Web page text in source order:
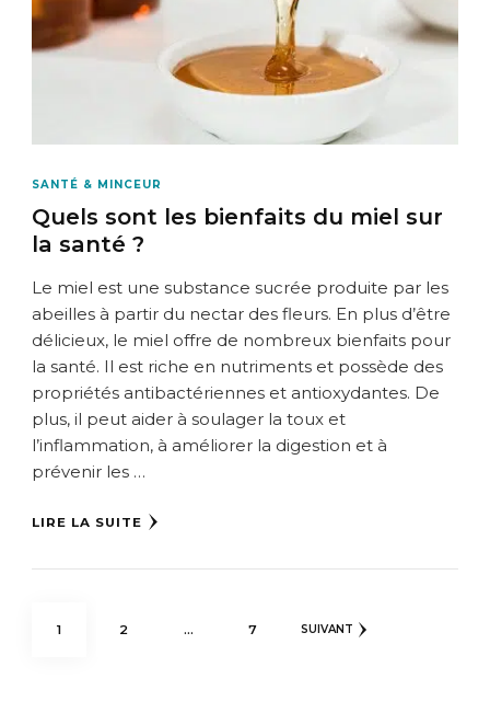
SANTÉ & MINCEUR
Quels sont les bienfaits du miel sur
la santé ?
Le miel est une substance sucrée produite par les
abeilles à partir du nectar des fleurs. En plus d’être
délicieux, le miel offre de nombreux bienfaits pour
la santé. Il est riche en nutriments et possède des
propriétés antibactériennes et antioxydantes. De
plus, il peut aider à soulager la toux et
l’inflammation, à améliorer la digestion et à
prévenir les …
LIRE LA SUITE
Pagination
PAGE
1 PAGE
2 … PAGE
7 SUIVANT